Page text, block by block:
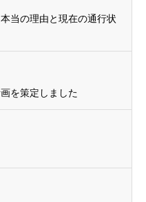
当の理由と現在の通行状
を策定しました